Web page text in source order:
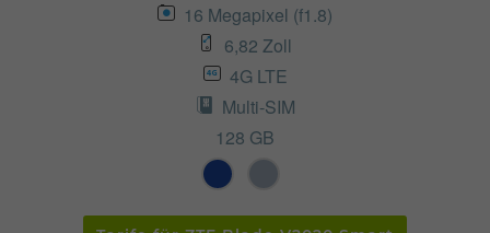
16 Megapixel (f1.8)
6,82 Zoll
4G LTE
Multi-SIM
128 GB